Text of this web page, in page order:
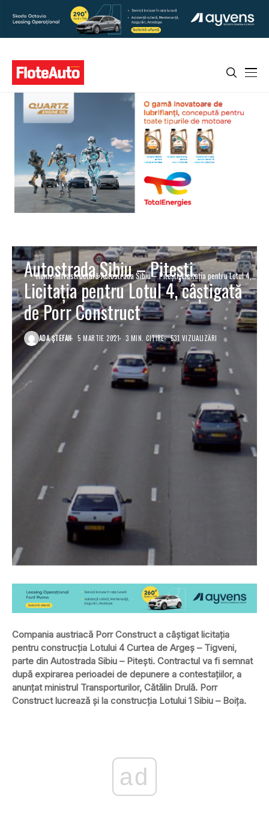
Home Infrastructură Autostrada Sibiu – Pitești. Licitația pentru Lotul 4,
câștigată de Porr Construct
Autostrada Sibiu – Pitești.
Licitația pentru Lotul 4, câștigată
de Porr Construct
ADA ȘTEFAN 5 MARTIE 2021 3 MIN. CITIRE 531 VIZUALIZĂRI
Compania austriacă Porr Construct a câştigat licitația
pentru construcția Lotului 4 Curtea de Argeş – Tigveni,
parte din Autostrada Sibiu – Pitești. Contractul va fi semnat
după expirarea perioadei de depunere a contestațiilor, a
anunțat ministrul Transporturilor, Cătălin Drulă. Porr
Construct lucrează și la construcția Lotului 1 Sibiu – Boiţa.
ad